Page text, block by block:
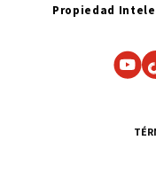
Propiedad